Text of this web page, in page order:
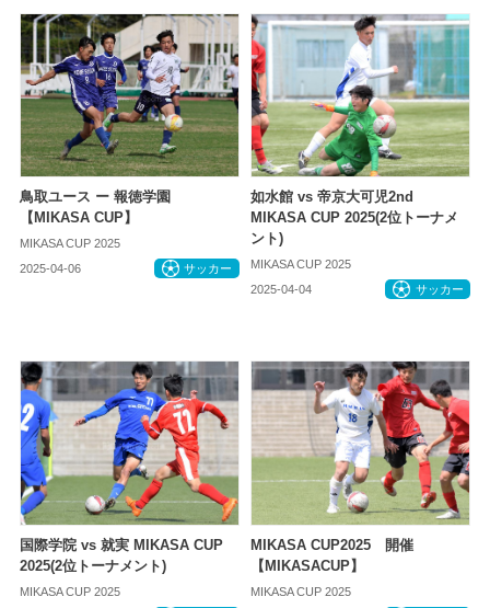
鳥取ユース ー 報徳学園
【MIKASA CUP】
MIKASA CUP 2025
2025-04-06
サッカー
如水館 vs 帝京大可児2nd
MIKASA CUP 2025(2位トーナメ
ント)
MIKASA CUP 2025
2025-04-04
サッカー
国際学院 vs 就実 MIKASA CUP
2025(2位トーナメント)
MIKASA CUP 2025
MIKASA CUP2025 開催
【MIKASACUP】
MIKASA CUP 2025